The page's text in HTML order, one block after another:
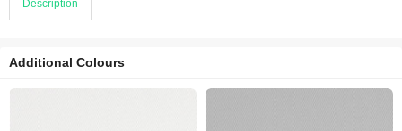
Description
Additional Colours